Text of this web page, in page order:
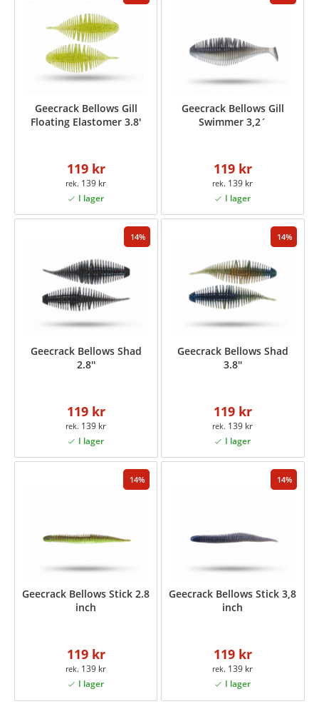
Geecrack Bellows Gill
Floating Elastomer 3.8'
119 kr
139 kr
Geecrack Bellows Gill
Swimmer 3,2´
119 kr
139 kr
14
Geecrack Bellows Shad
2.8''
119 kr
139 kr
14
Geecrack Bellows Shad
3.8''
119 kr
139 kr
14
Geecrack Bellows Stick 2.8
inch
119 kr
139 kr
14
Geecrack Bellows Stick 3,8
inch
119 kr
139 kr